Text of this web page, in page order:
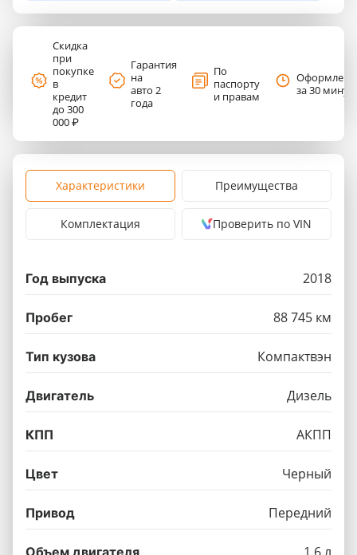
Скидка
при
покупке
в
кредит
до 300
000 ₽
Гарантия
на
авто 2
года
По
паспорту
и правам
за 30 минут
Характеристики Преимущества
Комплектация Проверить по VIN
Год выпуска 2018
Пробег 88 745 км
Тип кузова Компактвэн
Двигатель Дизель
КПП АКПП
Цвет Черный
Привод Передний
Объем двигателя